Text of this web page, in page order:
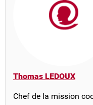
Thomas LEDOUX
Chef de la mission